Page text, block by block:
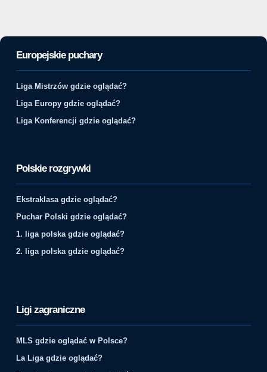
Europejskie puchary
Liga Mistrzów gdzie oglądać?
Liga Europy gdzie oglądać?
Liga Konferencji gdzie oglądać?
Polskie rozgrywki
Ekstraklasa gdzie oglądać?
Puchar Polski gdzie oglądać?
1. liga polska gdzie oglądać?
2. liga polska gdzie oglądać?
Ligi zagraniczne
MLS gdzie oglądać w Polsce?
La Liga gdzie oglądać?